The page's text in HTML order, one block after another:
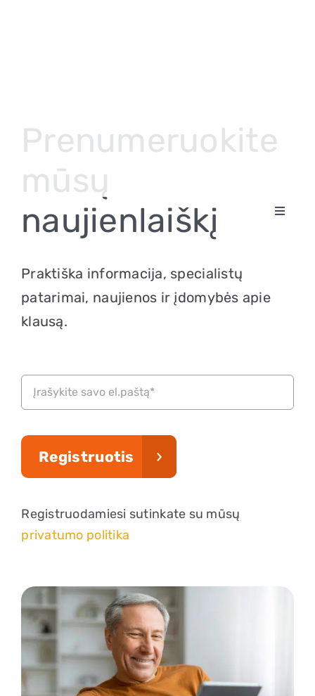
Toggle
Klausos aparatai
Apie klausą
Parduotuvė
Krepšelis
Prenumeruokite
mūsų
naujienlaiškį
Praktiška informacija, specialistų
patarimai, naujienos ir įdomybės apie
klausą.
Registruotis
Registruodamiesi sutinkate su mūsų
privatumo politika